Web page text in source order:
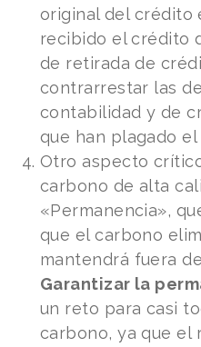
original del crédito
recibido el crédito
de retirada de
contrarrestar las
contabilidad y de
que han plagado el
Otro aspecto
carbono de alta
«Permanencia»,
que el carbono
mantendrá fuera
Garantizar la
un reto para casi
carbono, ya que el